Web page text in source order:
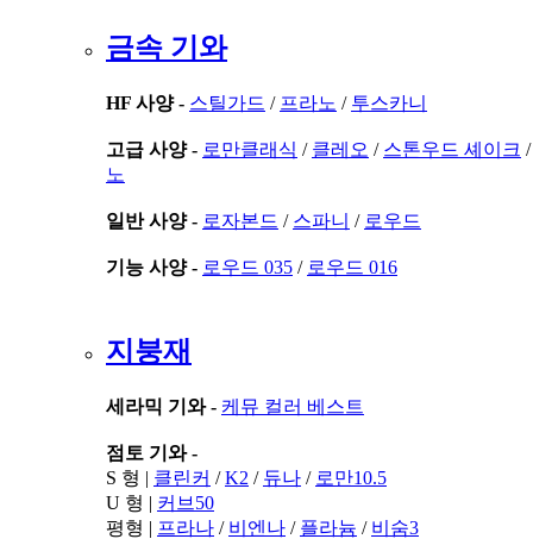
금속 기와
HF 사양 - 스틸가드 / 프라노 / 투스카니
고급 사양 - 로만클래식 / 클레오 / 스톤우드 셰이크
노
일반 사양 - 로자본드 / 스파니 / 로우드
기능 사양 - 로우드 035 / 로우드 016
지붕재
세라믹 기와 - 케뮤 컬러 베스트
점토 기와 -
S 형 | 클린커 /K2 / 듀나 / 로만10.5
U 형 | 커브50
평형 | 프라나 / 비엔나 / 플라늄 / 비숨3